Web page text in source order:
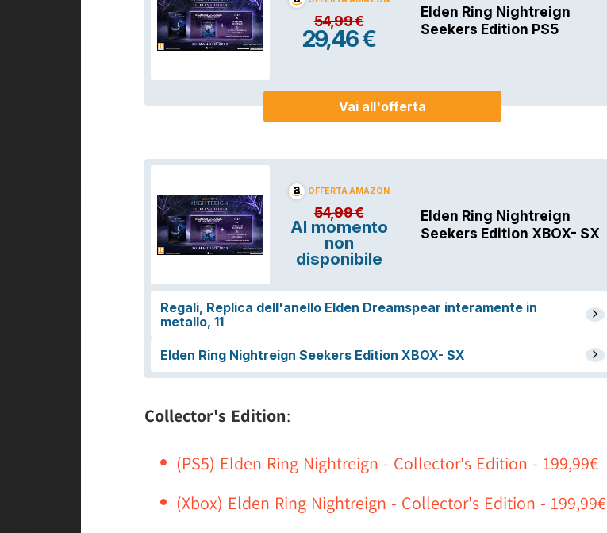
Collector's Edition:
(PS5) Elden Ring Nightreign - Collector's Edition - 199,99€
(Xbox) Elden Ring Nightreign - Collector's Edition - 199,99€